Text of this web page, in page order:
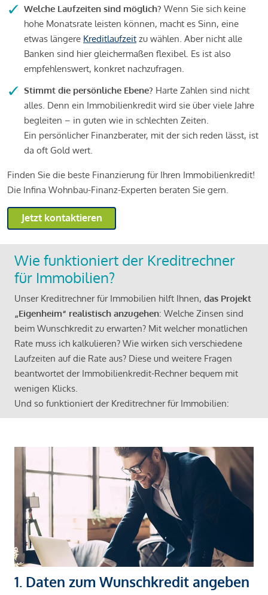
Welche Laufzeiten sind möglich? Wenn Sie sich keine
hohe Monatsrate leisten können, macht es Sinn, eine
etwas längere Kreditlaufzeit zu wählen. Aber nicht alle
Banken sind hier gleichermaßen flexibel. Es ist also
empfehlenswert, konkret nachzufragen.
Stimmt die persönliche Ebene? Harte Zahlen sind nicht
alles. Denn ein Immobilienkredit wird sie über viele Jahre
begleiten – in guten wie in schlechten Zeiten.
Ein persönlicher Finanzberater, mit der sich reden lässt, ist
da oft Gold wert.
Finden Sie die beste Finanzierung für Ihren Immobilienkredit!
Die Infina Wohnbau-Finanz-Experten beraten Sie gern.
Jetzt kontaktieren
Wie funktioniert der Kreditrechner
für Immobilien?
Unser Kreditrechner für Immobilien hilft Ihnen, das Projekt
„Eigenheim“ realistisch anzugehen: Welche Zinsen sind
beim Wunschkredit zu erwarten? Mit welcher monatlichen
Rate muss ich kalkulieren? Wie wirken sich verschiedene
Laufzeiten auf die Rate aus? Diese und weitere Fragen
beantwortet der Immobilienkredit-Rechner bequem mit
wenigen Klicks.
Und so funktioniert der Kreditrechner für Immobilien:
1. Daten zum Wunschkredit angeben